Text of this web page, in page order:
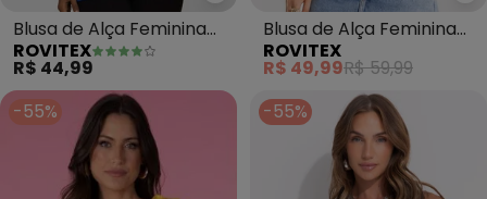
Blusa de Alça Feminina
Viscotorcion Básica
(Azul)
ROVITEX
R$ 44,99
Blusa de Alça Feminina
Canelada (Bege)
ROVITEX
R$ 49,99R$ 59,99
-55%
-55%